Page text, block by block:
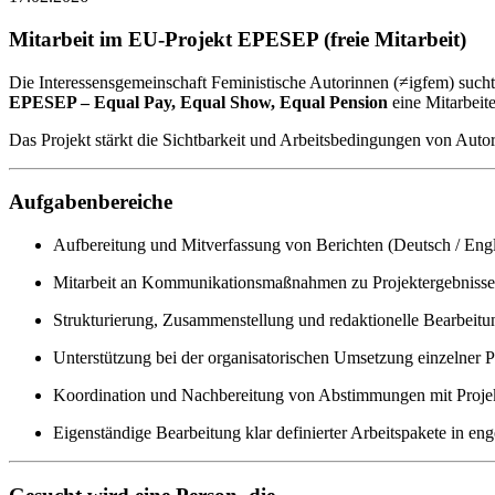
Mitarbeit im EU-Projekt EPESEP (freie Mitarbeit)
Die Interessensgemeinschaft Feministische Autorinnen (≠igfem)
EPESEP – Equal Pay, Equal Show, Equal Pension eine
Das Projekt stärkt die Sichtbarkeit und Arbeitsbedingungen von
Aufgabenbereiche
Aufbereitung und Mitverfassung von Berichten (Deutsch /
Mitarbeit an Kommunikationsmaßnahmen zu
Strukturierung, Zusammenstellung und redaktionelle
Unterstützung bei der organisatorischen Umsetzung einzelner
Koordination und Nachbereitung von Abstimmungen mit
Eigenständige Bearbeitung klar definierter Arbeitspakete in